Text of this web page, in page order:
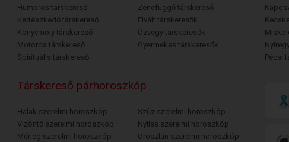
Humoros társkereső
Kertészkedő társkereső
Könyvmoly társkereső
Motoros társkereső
Spirituális társkereső
Zenefüggő társkereső
Elvált társkeresők
Özvegy társkeresők
Gyermekes társkeresők
Pécsi
Társkereső párhoroszkóp
Halak szerelmi horoszkóp
Vízöntő szerelmi horoszkóp
Mérleg szerelmi horoszkóp
Szűz szerelmi horoszkóp
Nyilas szerelmi horoszkóp
Oroszlán szerelmi horoszkóp